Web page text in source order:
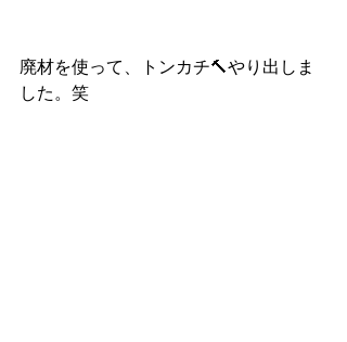
廃材を使って、トンカチ🔨やり出しま
した。笑